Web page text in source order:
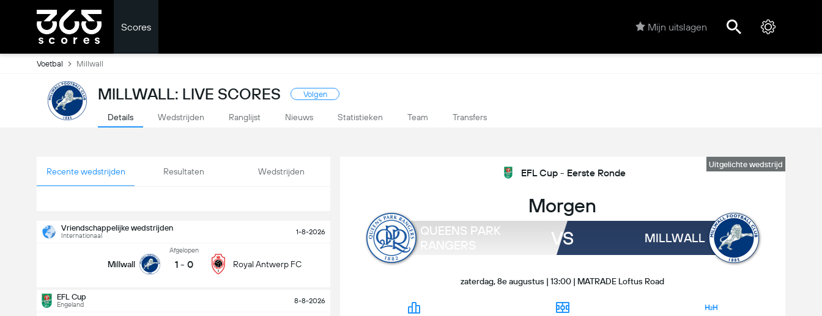
Scores Mijn uitslagen
Voetbal Millwall
MILLWALL: LIVE SCORES Volgen
Details Wedstrijden Ranglijst Nieuws Statistieken Team Transfers
Recente wedstrijden Resultaten Wedstrijden
Vriendschappelijke wedstrijden
Internationaal 1-8-2026
Millwall
Afgelopen
1 - 0 Royal Antwerp FC
EFL Cup
Engeland 8-8-2026
Uitgelichte wedstrijd
EFL Cup - Eerste Ronde
Morgen
QUEENS PARK
VS MILLWALL
zaterdag, 8e augustus | 13:00 | MATRADE Loftus Road